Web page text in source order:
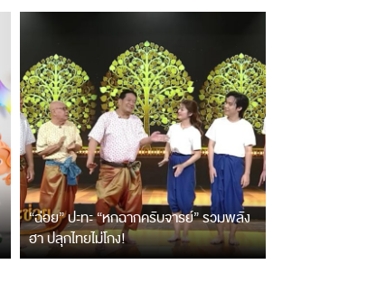
“ฉ่อย” ปะทะ “หกฉากครับจารย์” รวมพลัง
ฮา ปลุกไทยไม่โกง!